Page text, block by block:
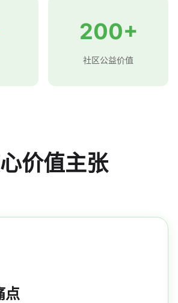
200+
社区公益价值
价值主张
点